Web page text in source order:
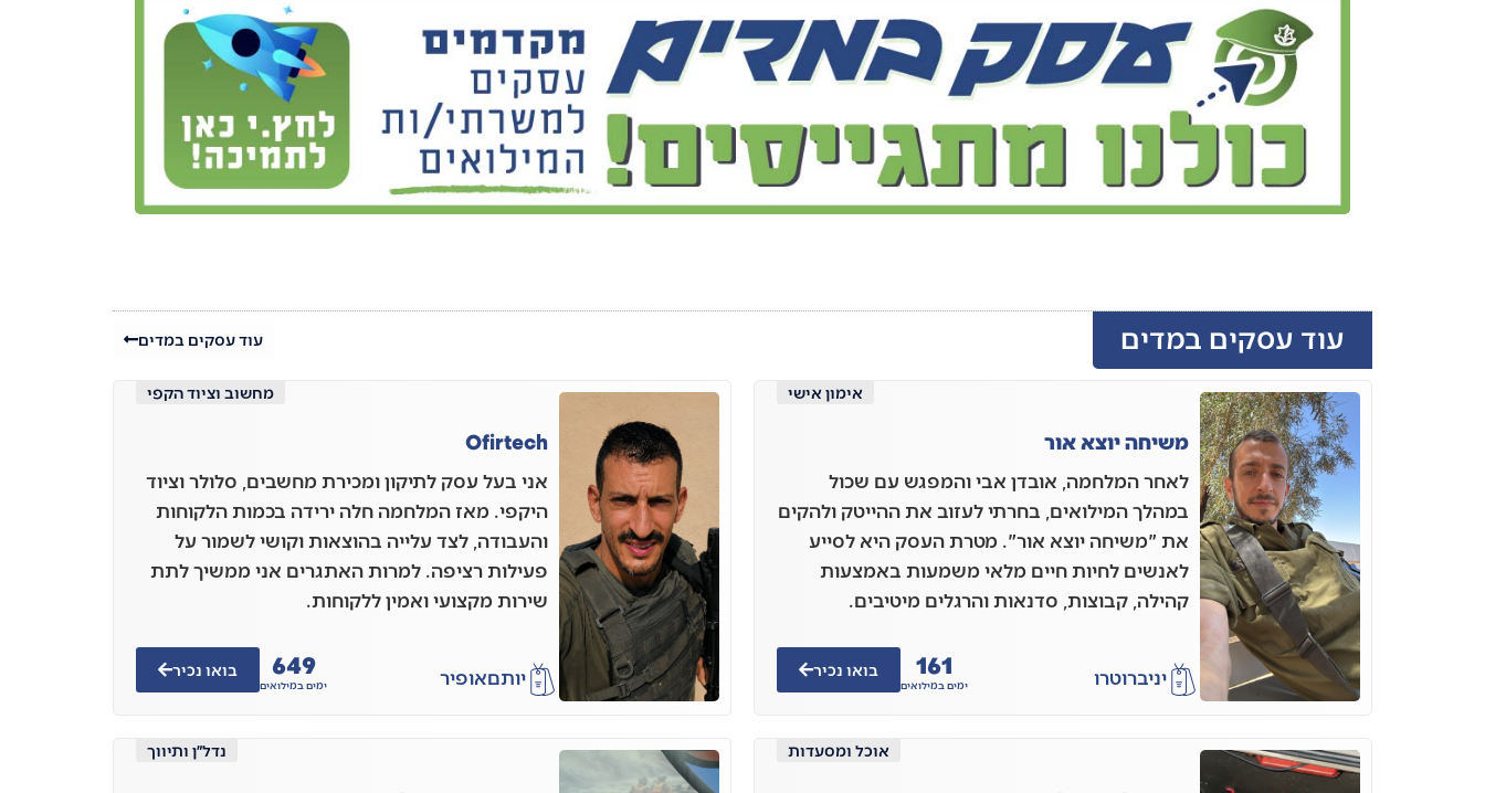
עוד עסקים במדים עוד עסקים במדים
אימון אישי
משיחה יוצא אור
לאחר המלחמה, אובדן אבי והמפגש עם שכול
במהלך המילואים, בחרתי לעזוב את ההייטק ולהקים
את "משיחה יוצא אור". מטרת העסק היא לסייע
לאנשים לחיות חיים מלאי משמעות באמצעות
קהילה, קבוצות, סדנאות והרגלים מיטיבים.
יניברוטרו ימים במילואים
161 בואו נכיר
מחשוב וציוד הקפי
Ofirtech
אני בעל עסק לתיקון ומכירת מחשבים, סלולר וציוד
היקפי. מאז המלחמה חלה ירידה בכמות הלקוחות
והעבודה, לצד עלייה בהוצאות וקושי לשמור על
פעילות רציפה. למרות האתגרים אני ממשיך לתת
שירות מקצועי ואמין ללקוחות.
יותםאופיר ימים במילואים
649 בואו נכיר
אוכל ומסעדות נדל״ן ותיווך